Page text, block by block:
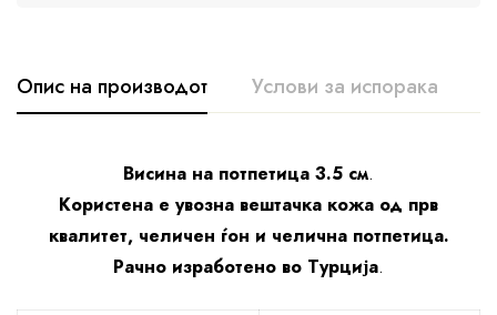
Опис на производот Услови за испорака
Висина на потпетица 3.5 см.
Користена е увозна вештачка кожа од прв
квалитет, челичен ѓон и челична потпетица.
Рачно изработено во Турција.